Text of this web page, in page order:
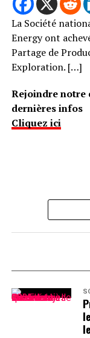
La Société
Energy ont
Partage de
Exploration. […]
Rejoindre notre
dernières infos
Cliquez ici